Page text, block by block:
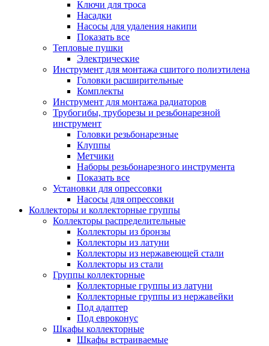
Ключи для троса
Насадки
Насосы для удаления накипи
Показать все
Тепловые пушки
Электрические
Инструмент для монтажа сшитого полиэтилена
Головки расширительные
Комплекты
Инструмент для монтажа радиаторов
Трубогибы, труборезы и резьбонарезной
инструмент
Головки резьбонарезные
Клуппы
Метчики
Наборы резьбонарезного инструмента
Показать все
Установки для опрессовки
Насосы для опрессовки
Коллекторы и коллекторные группы
Коллекторы распределительные
Коллекторы из бронзы
Коллекторы из латуни
Коллекторы из нержавеющей стали
Коллекторы из стали
Группы коллекторные
Коллекторные группы из латуни
Коллекторные группы из нержавейки
Под адаптер
Под евроконус
Шкафы коллекторные
Шкафы встраиваемые